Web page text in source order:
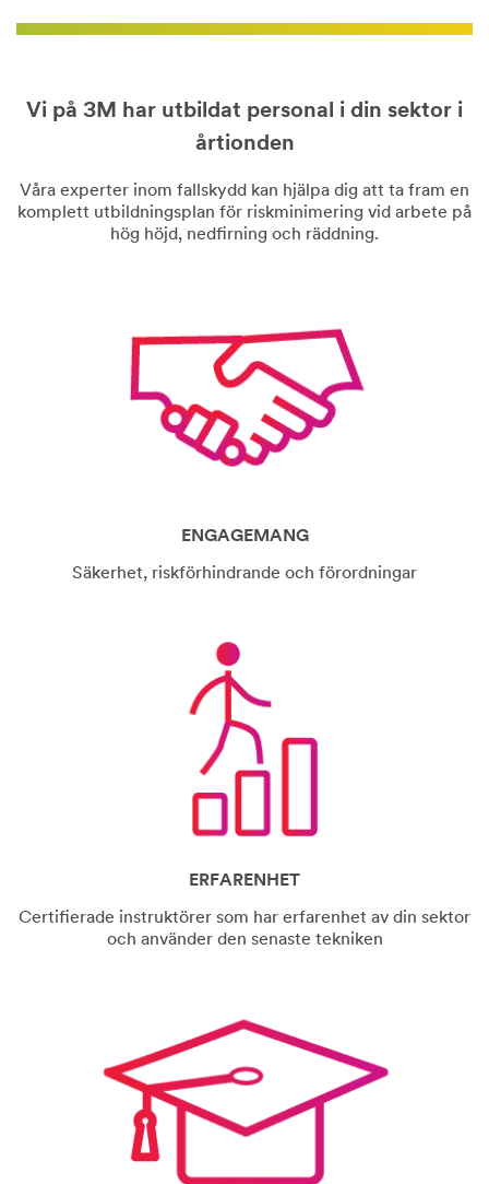
Vi på 3M har utbildat personal i din sektor i
årtionden
Våra experter inom fallskydd kan hjälpa dig att ta fram en
komplett utbildningsplan för riskminimering vid arbete på
hög höjd, nedfirning och räddning.
ENGAGEMANG
Säkerhet, riskförhindrande och förordningar
ERFARENHET
Certifierade instruktörer som har erfarenhet av din sektor
och använder den senaste tekniken